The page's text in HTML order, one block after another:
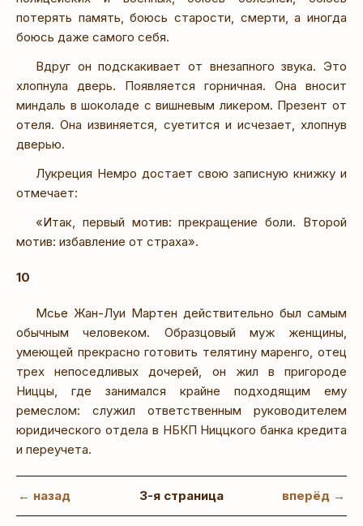
потерять память, боюсь старости, смерти, а иногда
боюсь даже самого себя.
Вдруг он подскакивает от внезапного звука. Это
хлопнула дверь. Появляется горничная. Она вносит
миндаль в шоколаде с вишневым ликером. Презент от
отеля. Она извиняется, суетится и исчезает, хлопнув
дверью.
Лукреция Немро достает свою записную книжку и
отмечает:
«Итак, первый мотив: прекращение боли. Второй
мотив: избавление от страха».
10
Мсье Жан-Луи Мартен действительно был самым
обычным человеком. Образцовый муж женщины,
умеющей прекрасно готовить телятину маренго, отец
трех непоседливых дочерей, он жил в пригороде
Ниццы, где занимался крайне подходящим ему
ремеслом: служил ответственным руководителем
юридического отдела в НБКП Ниццкого банка кредита
и переучета.
← назад 3-я страница вперёд →